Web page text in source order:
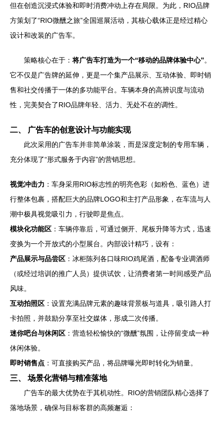
但在创造沉浸式体验和即时消费冲动上存在局限。为此，RIO品牌
方策划了“RIO微醺之旅”全国巡展活动，其核心载体正是经过精心
设计和改装的广告车。
策略核心在于：将广告车打造为一个“移动的品牌体验中心”。
它不仅是广告牌的延伸，更是一个集产品展示、互动体验、即时销
售和社交传播于一体的多功能平台。车辆本身的高辨识度与流动
性，完美契合了RIO品牌年轻、活力、无处不在的调性。
二、 广告车的创意设计与功能实现
此次采用的广告车并非简单涂装，而是深度定制的专用车辆，
充分体现了“形式服务于内容”的营销思想。
视觉冲击力 ：车身采用RIO标志性的明亮色彩（如粉色、蓝色）进
行整体包裹，搭配巨大的品牌LOGO和主打产品形象，在车流与人
潮中极具视觉吸引力，行驶即是焦点。
模块化功能区 ：车辆停靠后，可通过侧开、尾板升降等方式，迅速
变换为一个开放式的小型展台。内部设计精巧，设有：
产品展示与品尝区 ：冰柜陈列各口味RIO鸡尾酒，配备专业调酒师
（或经过培训的推广人员）提供试饮，让消费者第一时间感受产品
风味。
互动拍照区 ：设置充满品牌元素的趣味背景板与道具，吸引路人打
卡拍照，并鼓励分享至社交媒体，形成二次传播。
迷你吧台与休闲区 ：营造轻松愉快的“微醺”氛围，让停留变成一种
休闲体验。
即时销售点 ：可直接购买产品，将品牌曝光即时转化为销量。
三、 场景化营销与精准落地
广告车的最大优势在于其机动性。RIO的营销团队精心选择了
落地场景，确保与目标客群的高频邂逅：